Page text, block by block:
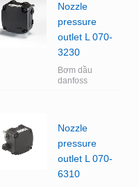
Nozzle
pressure
outlet L 070-
3230
Bơm dầu
danfoss
Nozzle
pressure
outlet L 070-
6310